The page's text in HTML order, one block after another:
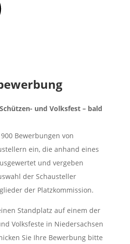
und Volksfest – bald
Bewerbungen von
ein, die anhand eines
und vergeben
der Schausteller
der Platzkommission.
Standplatz auf einem der
Volksfeste in Niedersachsen
Sie Ihre Bewerbung bitte